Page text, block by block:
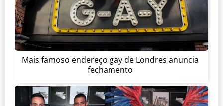
Mais famoso endereço gay de Londres anuncia
fechamento